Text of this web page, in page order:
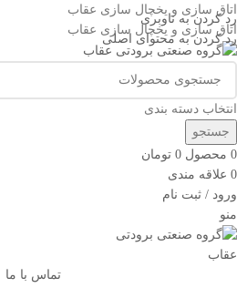
رد کردن به ناوبری
رد کردن به محتوای اصلی
اتاق سازی و یخچال سازی عقاب
اتاق سازی و یخچال سازی عقاب
انتخاب دسته بندی
جستجو
0 محصول 0 تومان
0 علاقه مندی
ورود / ثبت نام
منو
تماس با ما